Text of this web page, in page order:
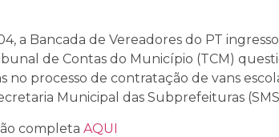
a Bancada de Vereadores do PT
de Contas do Município (TCM)
no processo de contratação de vans
Municipal das Subprefeituras
completa AQUI